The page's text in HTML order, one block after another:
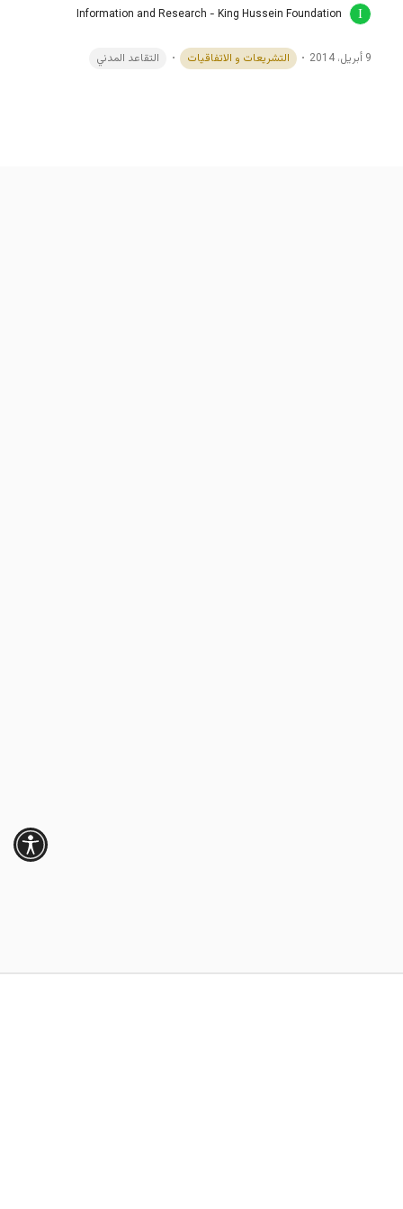
Information and Research - King Hussein Foundation
9 أبريل، 2014 التشريعات و الاتفاقيات التقاعد المدني